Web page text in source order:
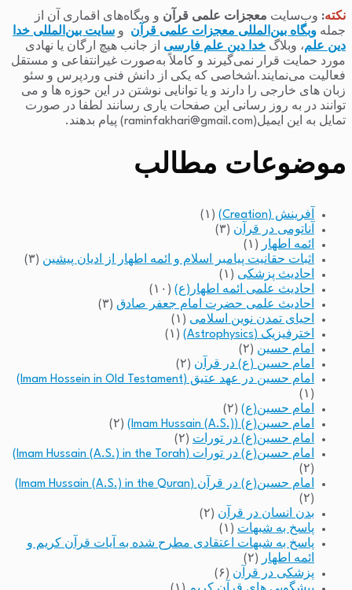
نکته: وب‌سایت معجزات علمی قرآن و وبگاه‌های اقماری آن از
جمله وبگاه بین‌المللی معجزات علمی قرآن و سایت بین‌المللی خدا
دین علم، وبلاگ خدا دین علم فارسی از جانب هیچ ارگان یا نهادی
مورد حمایت قرار نمی‌گیرند و کاملاً به‌صورت غیرانتفاعی و مستقل
فعالیت می‌نمایند.اشخاصی که یکی از دانش فنی وردپرس و سئو
زبان های خارجی را دارند و یا توانایی نوشتن در این حوزه ها و می
توانند در به روز رسانی این صفحات یاری رسانند لطفا در صورت
تمایل به این ایمیل(raminfakhari@gmail.com) پیام بدهند.
موضوعات مطالب
آفرینش (Creation)
(۱)
آناتومی در قرآن (۳)
ائمه اطهار
(۱)
اثبات حقانیت پیامبر اسلام و ائمه اطهار از ادیان پیشین (۳)
احادیث پزشکی (۱)
احادیث علمی ائمه اطهار(ع) (۱۰)
احادیث علمی حضرت امام جعفر صادق (۳)
احیای تمدن نوین اسلامی (۱)
اخترفیزیک (Astrophysics)
(۱)
امام حسین (۲)
امام حسین (ع) در قرآن (۲)
امام حسین در عهد عتیق (Imam Hossein in Old Testament)
(۱)
امام حسین(ع) (۲)
امام حسین(ع) (Imam Hussain (A.S.))
(۲)
امام حسین(ع) در تورات (۲)
امام حسین(ع) در تورات (Imam Hussain (A.S.) in the Torah)
(۲)
امام حسین(ع) در قرآن (Imam Hussain (A.S.) in the Quran)
(۲)
بدن انسان در قرآن (۲)
پاسخ به شبهات (۱)
پاسخ به شبهات اعتقادی مطرح شده به آیات قرآن کریم و
ائمه اطهار
(۲)
پزشکی در قرآن (۶)